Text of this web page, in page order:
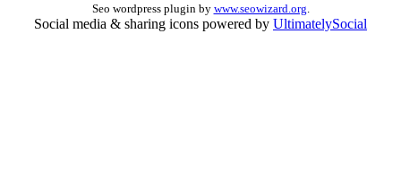
Seo wordpress plugin by www.seowizard.org
Social media & sharing icons powered by UltimatelySocial